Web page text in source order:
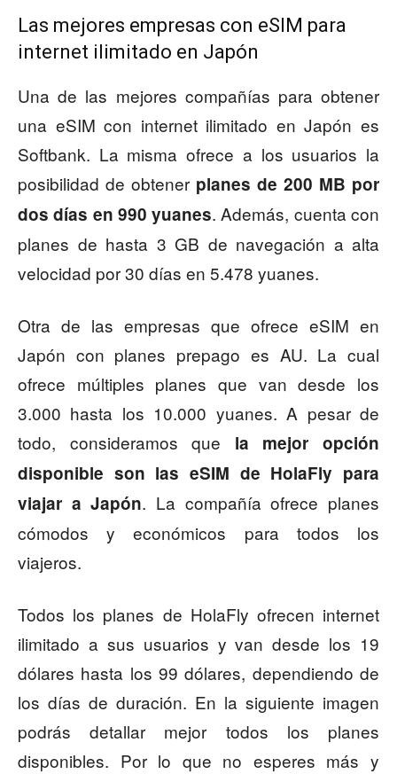
Las mejores empresas con eSIM para
internet ilimitado en Japón
Una de las mejores compañías para obtener
una eSIM con internet ilimitado en Japón es
Softbank. La misma ofrece a los usuarios la
posibilidad de obtener planes de 200 MB por
dos días en 990 yuanes. Además, cuenta con
planes de hasta 3 GB de navegación a alta
velocidad por 30 días en 5.478 yuanes.
Otra de las empresas que ofrece eSIM en
Japón con planes prepago es AU. La cual
ofrece múltiples planes que van desde los
3.000 hasta los 10.000 yuanes. A pesar de
todo, consideramos que la mejor opción
disponible son las eSIM de HolaFly para
viajar a Japón. La compañía ofrece planes
cómodos y económicos para todos los
viajeros.
Todos los planes de HolaFly ofrecen internet
ilimitado a sus usuarios y van desde los 19
dólares hasta los 99 dólares, dependiendo de
los días de duración. En la siguiente imagen
podrás detallar mejor todos los planes
disponibles. Por lo que no esperes más y